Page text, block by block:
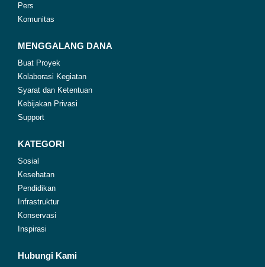
Pers
Komunitas
MENGGALANG DANA
Buat Proyek
Kolaborasi Kegiatan
Syarat dan Ketentuan
Kebijakan Privasi
Support
KATEGORI
Sosial
Kesehatan
Pendidikan
Infrastruktur
Konservasi
Inspirasi
Hubungi Kami